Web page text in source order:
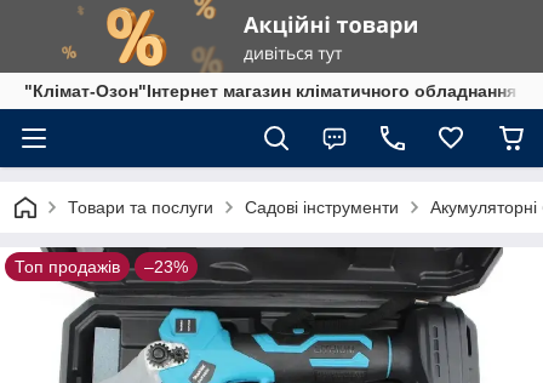
"Клімат-Озон"Інтернет магазин кліматичного обладнання
Товари та послуги Садові інструменти Акумуляторні
Топ продажів –23%